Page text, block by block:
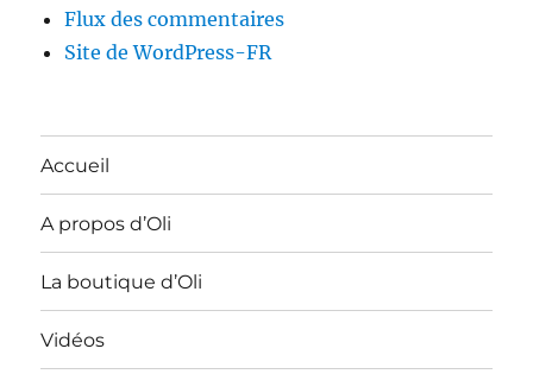
Flux des commentaires
Site de WordPress-FR
Accueil
A propos d’Oli
La boutique d’Oli
Vidéos